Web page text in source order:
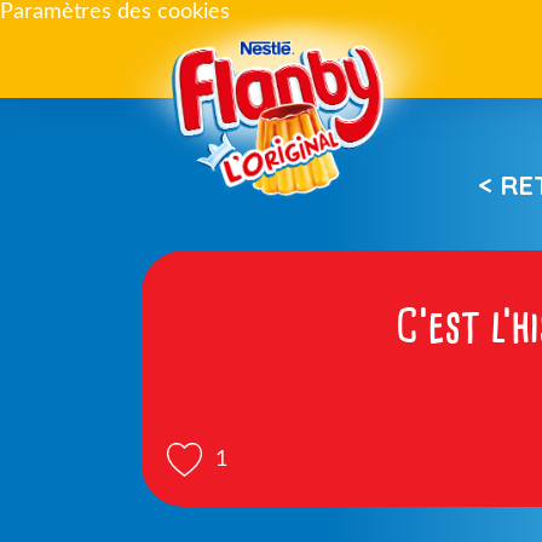
Paramètres des cookies
<
C’est
1